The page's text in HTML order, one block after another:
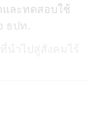
และทดสอบใช้
ธปท.
วของบรรดาธนา
เงินด้วย QR